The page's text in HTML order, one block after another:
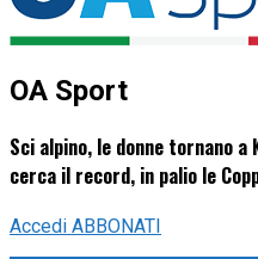
OA Sport
Sci alpino, le donne tornano
cerca il record, in palio le
Accedi ABBONATI